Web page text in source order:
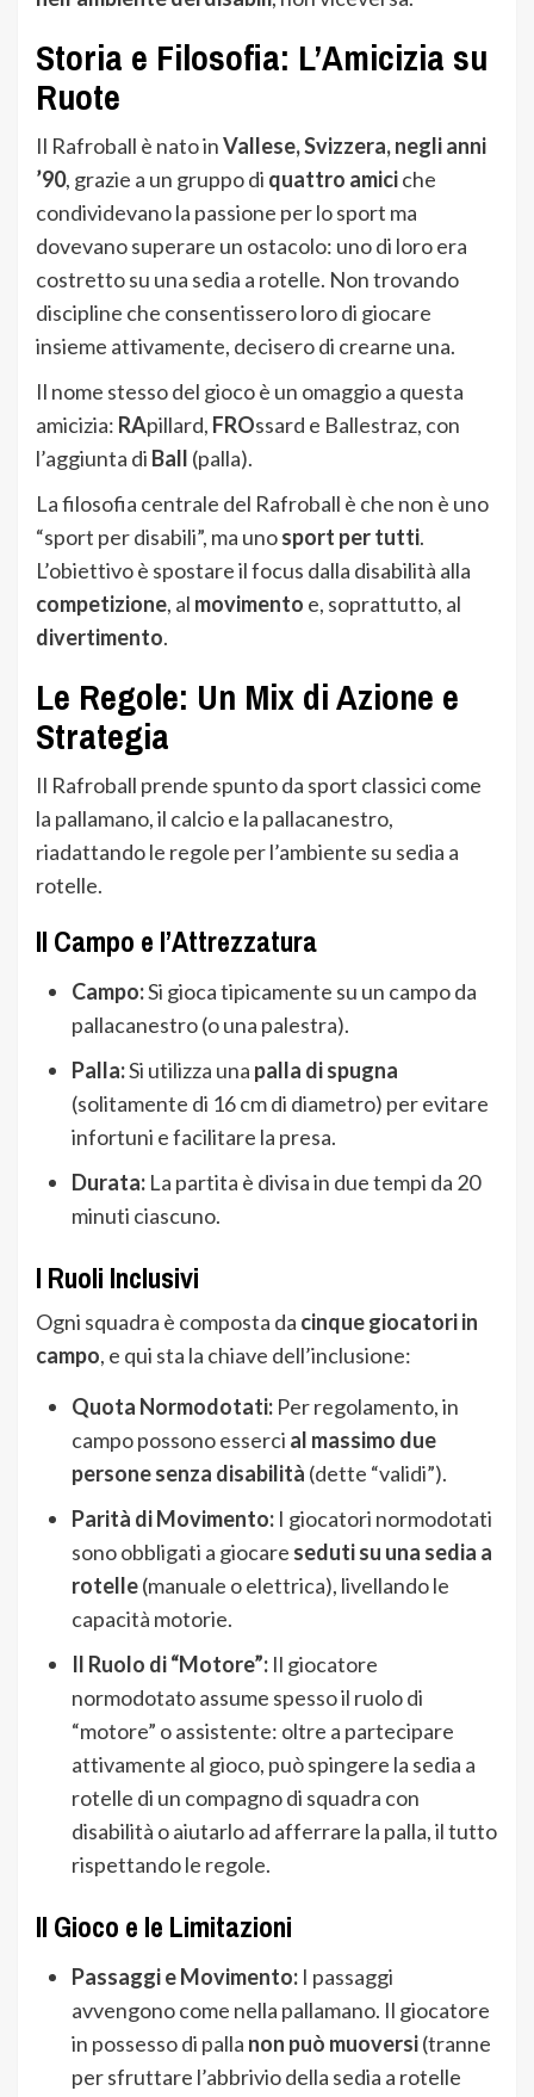
Storia e Filosofia: L’Amicizia su
Ruote
Il Rafroball è nato inVallese, Svizzera, negli anni
’90, grazie a un gruppo di quattro amiciche
condividevano la passione per lo sport ma
dovevano superare un ostacolo: uno di loro era
costretto su una sedia a rotelle. Non trovando
discipline che consentissero loro di giocare
insieme attivamente, decisero di crearne una.
Il nome stesso del gioco è un omaggio a questa
amicizia: RApillard, FROssard e Ballestraz, con
l’aggiunta di Ball (palla).
La filosofia centrale del Rafroball è che non è uno
“sport per disabili”, ma unosport per tutti.
L’obiettivo è spostare il focus dalla disabilità alla
competizione, al movimento e, soprattutto, al
divertimento.
Le Regole: Un Mix di Azione e
Strategia
Il Rafroball prende spunto da sport classici come
la pallamano, il calcio e la pallacanestro,
riadattando le regole per l’ambiente su sedia a
rotelle.
Il Campo e l’Attrezzatura
Campo:Si gioca tipicamente su un campo da
pallacanestro (o una palestra).
Palla:Si utilizza una palla di spugna
(solitamente di 16 cm di diametro) per evitare
infortuni e facilitare la presa.
Durata: La partita è divisa in due tempi da 20
minuti ciascuno.
I Ruoli Inclusivi
Ogni squadra è composta da cinque giocatori in
campo, e qui sta la chiave dell’inclusione:
Quota Normodotati: Per regolamento, in
campo possono esserci al massimo due
persone senza disabilità (dette “validi”).
Parità di Movimento: I giocatori normodotati
sono obbligati a giocare seduti su una sedia a
rotelle(manuale o elettrica), livellando le
capacità motorie.
Il Ruolo di “Motore”: Il giocatore
normodotato assume spesso il ruolo di
“motore” o assistente: oltre a partecipare
attivamente al gioco, può spingere la sedia a
rotelle di un compagno di squadra con
disabilità o aiutarlo ad afferrare la palla, il tutto
rispettando le regole.
Il Gioco e le Limitazioni
Passaggi e Movimento: I passaggi
avvengono come nella pallamano. Il giocatore
in possesso di palla non può muoversi(tranne
per sfruttare l’abbrivio della sedia a rotelle